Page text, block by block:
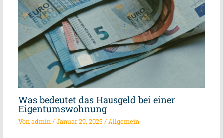
Was bedeutet das Hausgeld bei einer
Eigentumswohnung
Von admin/Januar 29, 2025 /Allgemein